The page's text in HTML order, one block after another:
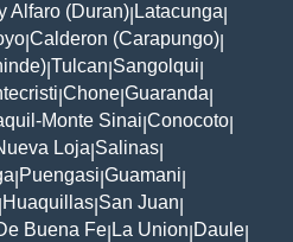
Alfaro (Duran) Latacunga
Calderon (Carapungo)
Tulcan Sangolqui
Chone Guaranda
Monte Sinai Conocoto
Loja Salinas
Puengasi Guamani
Huaquillas San Juan
Buena Fe La Union Daule